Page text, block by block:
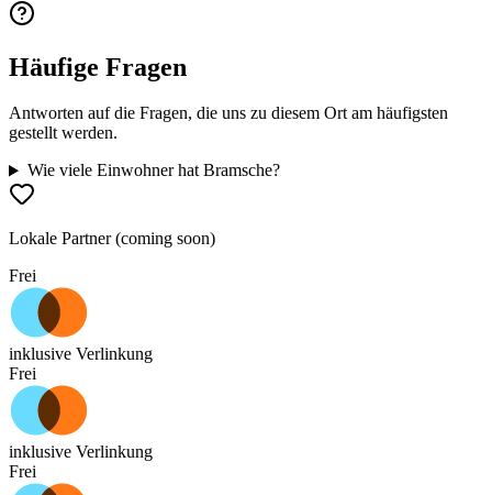
Häufige Fragen
Antworten auf die Fragen, die uns zu diesem Ort am häufigsten
gestellt werden.
Wie viele Einwohner hat Bramsche?
Lokale Partner (coming soon)
Frei
inklusive Verlinkung
Frei
inklusive Verlinkung
Frei